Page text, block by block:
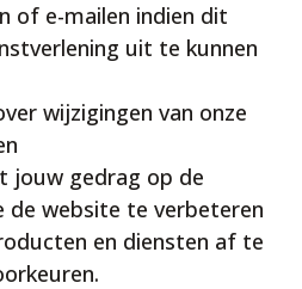
of e-mailen indien dit
uit te kunnen
wijzigingen van onze
jouw gedrag op de
de website te verbeteren
en diensten af te